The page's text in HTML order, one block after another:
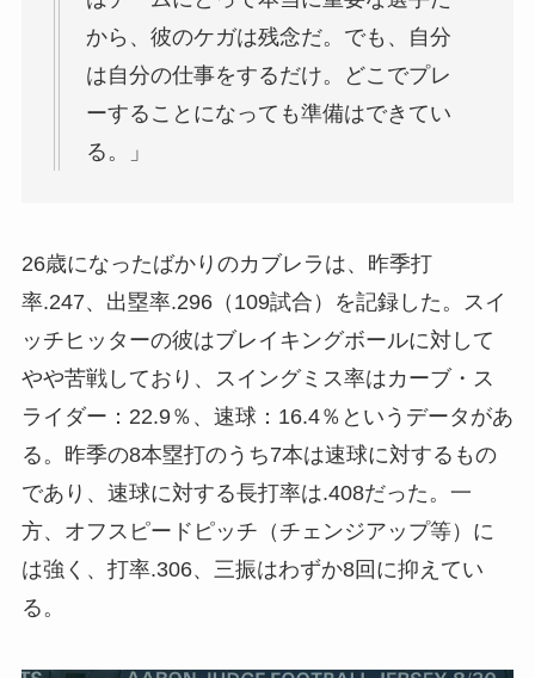
から、彼のケガは残念だ。でも、自分
は自分の仕事をするだけ。どこでプレ
ーすることになっても準備はできてい
る。」
26歳になったばかりのカブレラは、昨季打
率.247、出塁率.296（109試合）を記録した。スイ
ッチヒッターの彼はブレイキングボールに対して
やや苦戦しており、スイングミス率はカーブ・ス
ライダー：22.9％、速球：16.4％というデータがあ
る。昨季の8本塁打のうち7本は速球に対するもの
であり、速球に対する長打率は.408だった。一
方、オフスピードピッチ（チェンジアップ等）に
は強く、打率.306、三振はわずか8回に抑えてい
る。